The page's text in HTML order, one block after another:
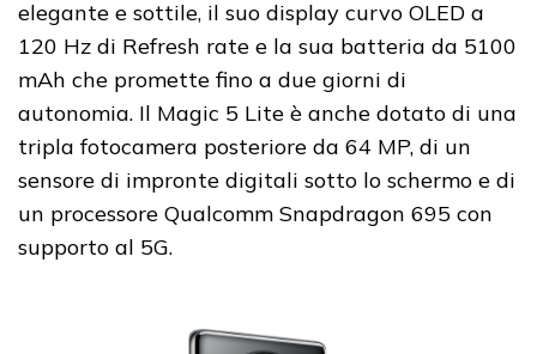
elegante e sottile, il suo display curvo OLED a
120 Hz di Refresh rate e la sua batteria da 5100
mAh che promette fino a due giorni di
autonomia. Il Magic 5 Lite è anche dotato di una
tripla fotocamera posteriore da 64 MP, di un
sensore di impronte digitali sotto lo schermo e di
un processore Qualcomm Snapdragon 695 con
supporto al 5G.